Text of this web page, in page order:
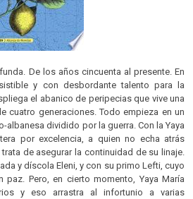
De los años cincuenta al presente. En
y con desbordante talento para la
el abanico de peripecias que vive una
cuatro generaciones. Todo empieza en un
albanesa dividido por la guerra. Con la Yaya
por excelencia, a quien no echa atrás
de asegurar la continuidad de su linaje.
y díscola Eleni, y con su primo Lefti, cuyo
paz. Pero, en cierto momento, Yaya María
y eso arrastra al infortunio a varias